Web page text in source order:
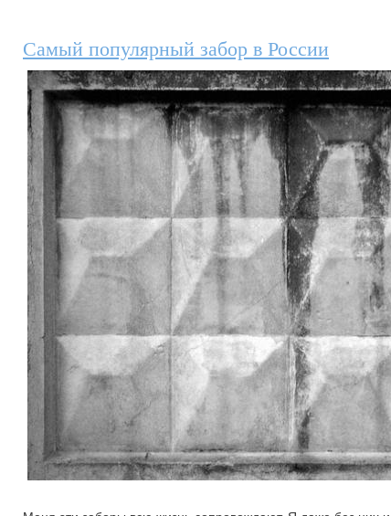
Самый популярный забор в России